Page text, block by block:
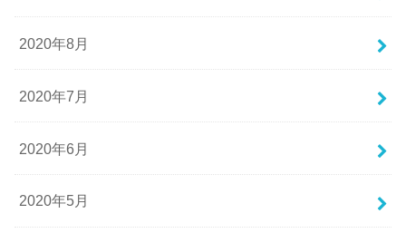
2020年8月
2020年7月
2020年6月
2020年5月